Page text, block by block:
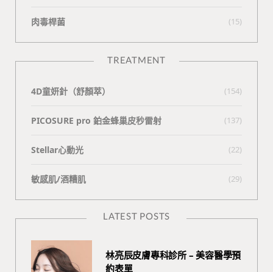
肉毒桿菌 (15)
TREATMENT
4D童妍針（舒顏萃） (154)
PICOSURE pro 鉑金蜂巢皮秒雷射 (137)
Stellar心動光 (22)
敏感肌/酒糟肌 (29)
LATEST POSTS
林亮辰皮膚專科診所 – 美容醫學預
約表單